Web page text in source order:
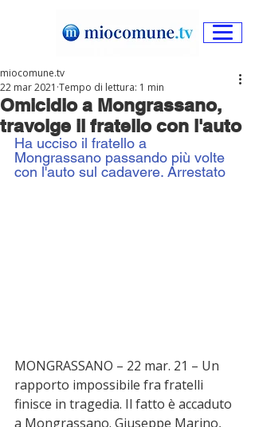
Omicidio a Mongrassano,
travolge il fratello con l'auto
miocomune.tv
22 mar 2021 Tempo di lettura: 1 min
Ha ucciso il fratello a
Mongrassano passando più volte
con l'auto sul cadavere. Arrestato
MONGRASSANO – 22 mar. 21 – Un
rapporto impossibile fra fratelli
finisce in tragedia. Il fatto è accaduto
a Mongrassano. Giuseppe Marino,